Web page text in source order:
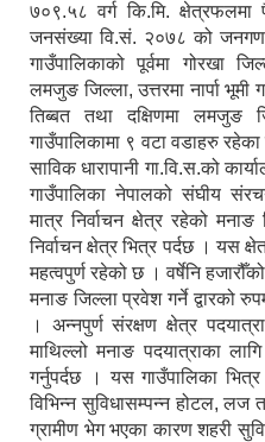
७०९.५८ वर्ग कि.मि. क्षेत्रफलमा
जनसंख्या वि.सं. २०७८ को
गाउँपालिकाको पूर्वमा गोरखा
लमजुङ जिल्ला, उत्तरमा नार्पा भूमी
तिब्बत तथा दक्षिणमा
गाउँपालिकामा ९ वटा वडाहरु
साविक धारापानी गा.वि.स.को
गाउँपालिका नेपालको संघीय
मात्र निर्वाचन क्षेत्र रहेको
निर्वाचन क्षेत्र भित्र पर्दछ । यस
महत्वपुर्ण रहेको छ । वर्षेनि
मनाङ जिल्ला प्रवेश गर्ने द्वारको
। अन्नपुर्ण संरक्षण क्षेत्र
माथिल्लो मनाङ पदयात्राका
गर्नुपर्दछ । यस गाउँपालिका
विभिन्न सुविधासम्पन्न होटल,
ग्रामीण भेग भएका कारण शहरी